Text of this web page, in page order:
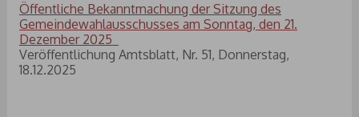
Öffentliche Bekanntmachung der Sitzung des
Gemeindewahlausschusses am Sonntag, den 21.
Dezember 2025
Veröffentlichung Amtsblatt, Nr. 51, Donnerstag,
18.12.2025